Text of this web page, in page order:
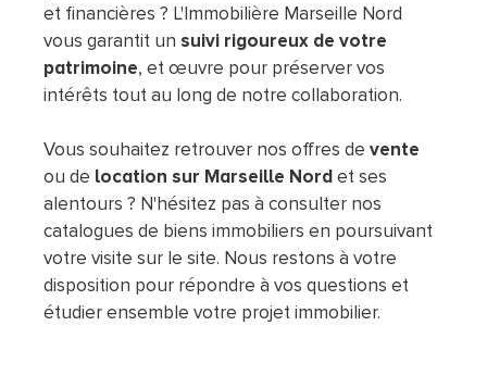
et financières ? L'Immobilière Marseille Nord
vous garantit un suivi rigoureux de votre
patrimoine, et œuvre pour préserver vos
intérêts tout au long de notre collaboration.
Vous souhaitez retrouver nos offres de vente
ou de location sur Marseille Nordet ses
alentours ? N'hésitez pas à consulter nos
catalogues de biens immobiliers en poursuivant
votre visite sur le site. Nous restons à votre
disposition pour répondre à vos questions et
étudier ensemble votre projet immobilier.